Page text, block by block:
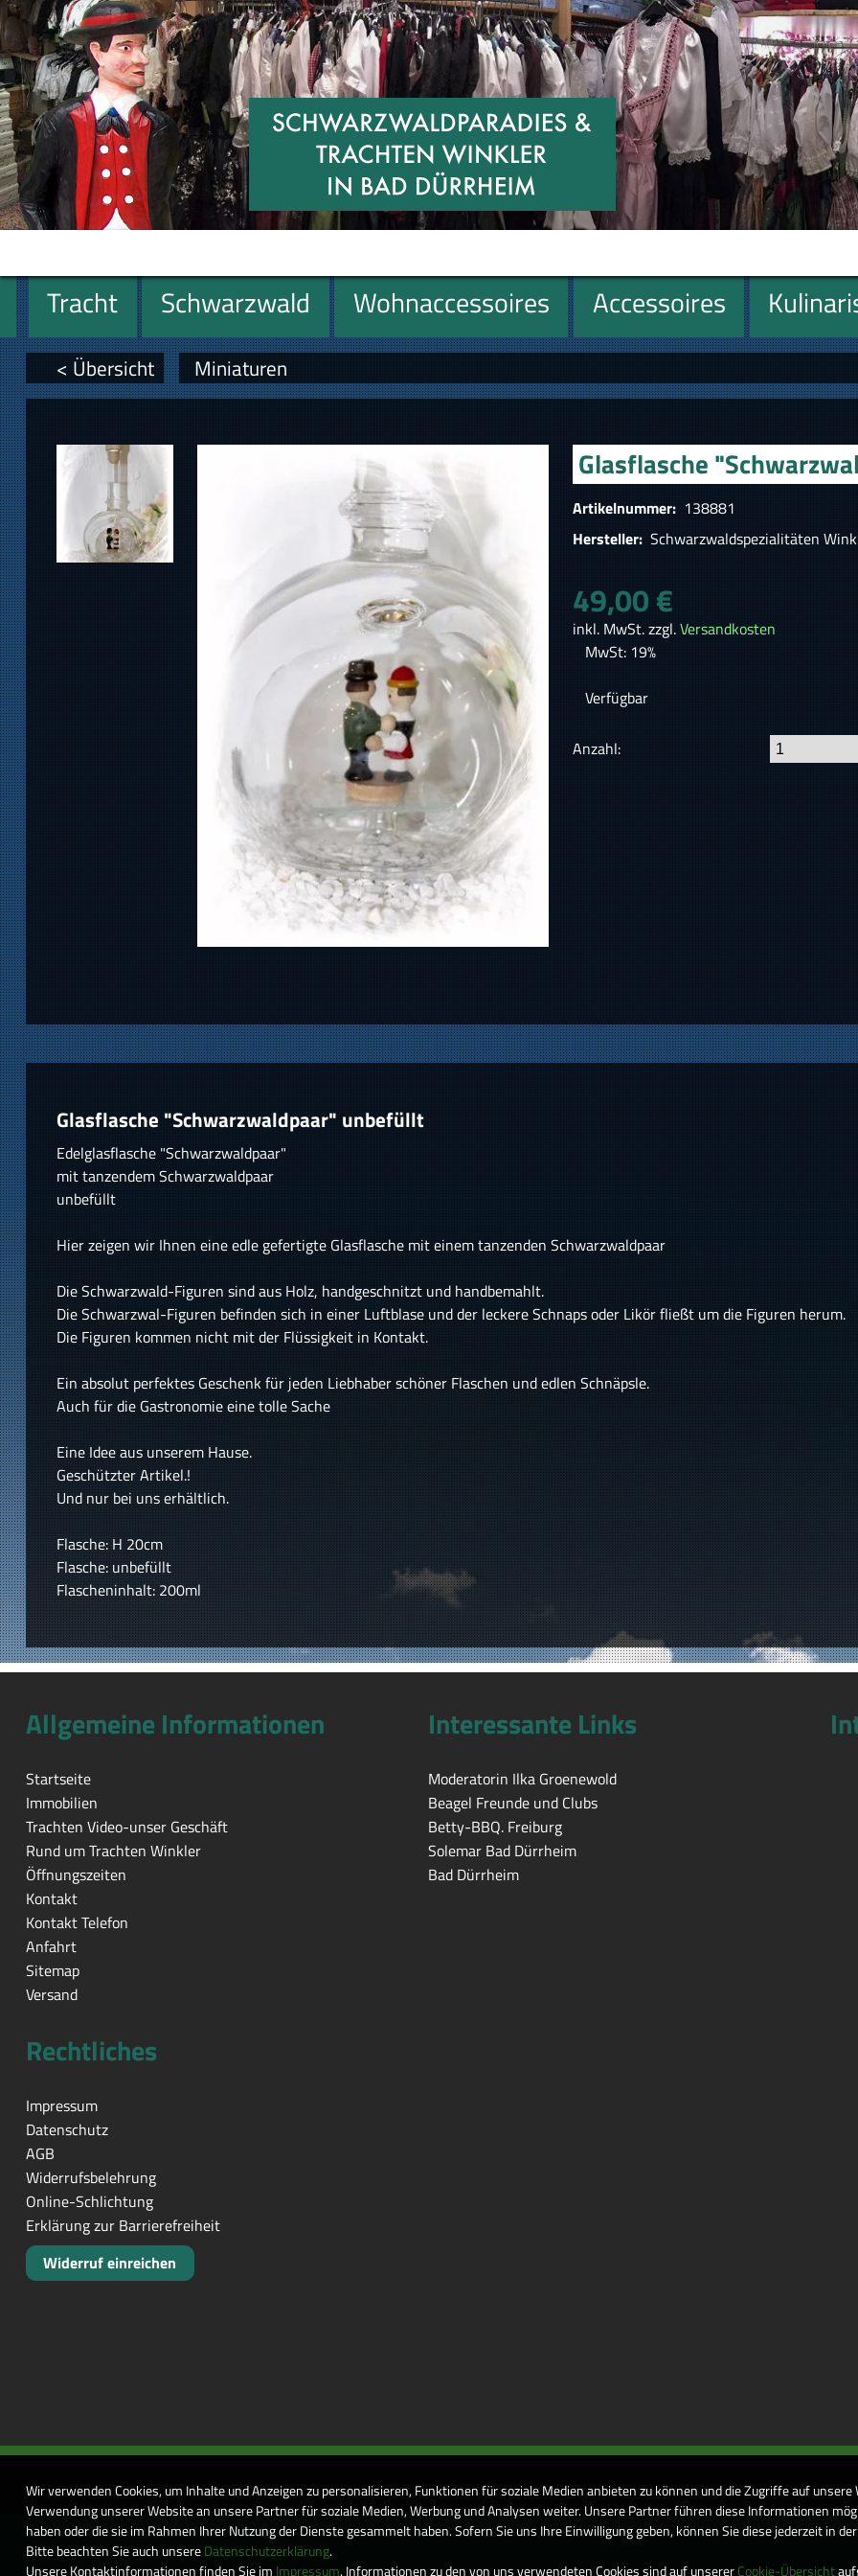
Tracht Schwarzwald Wohnaccessoires Accessoires
Miniaturen
Geschenke
< Übersicht Miniaturen
Glasflasche
Artikelnummer: 138881
Hersteller: Schwarzwaldspezialitäten
49,00 €
inkl. MwSt. zzgl.Versandkosten
MwSt: 19%
Verfügbar
Anzahl:
Glasflasche "Schwarzwaldpaar" unbefüllt
Edelglasflasche "Schwarzwaldpaar"
mit tanzendem Schwarzwaldpaar
unbefüllt
Hier zeigen wir Ihnen eine edle gefertigte Glasflasche mit einem tanzenden Schwarzwaldpaar
Die Schwarzwald-Figuren sind aus Holz, handgeschnitzt und handbemahlt.
Die Schwarzwal-Figuren befinden sich in einer Luftblase und der leckere Schnaps oder Likör fließt um die Figuren herum.
Die Figuren kommen nicht mit der Flüssigkeit in Kontakt.
Ein absolut perfektes Geschenk für jeden Liebhaber schöner Flaschen und edlen Schnäpsle.
Auch für die Gastronomie eine tolle Sache
Eine Idee aus unserem Hause.
Geschützter Artikel.!
Und nur bei uns erhältlich.
Flasche: H 20cm
Flasche: unbefüllt
Flascheninhalt: 200ml
Allgemeine Informationen
Startseite
Immobilien
Trachten Video-unser Geschäft
Rund um Trachten Winkler
Öffnungszeiten
Kontakt
Kontakt Telefon
Anfahrt
Sitemap
Versand
Interessante Links
Moderatorin Ilka Groenewold
Beagel Freunde und Clubs
Betty-BBQ. Freiburg
Solemar Bad Dürrheim
Bad Dürrheim
Rechtliches
Impressum
Datenschutz
AGB
Widerrufsbelehrung
Online-Schlichtung
Erklärung zur Barrierefreiheit
Widerruf einreichen
Wir verwenden Cookies, um Inhalte und Anzeigen zu personalisieren, Funktionen für soziale Medien anbieten zu können und die Zugriffe auf
Verwendung unserer Website an unsere Partner für soziale Medien, Werbung und Analysen weiter. Unsere Partner führen diese Informationen
haben oder die sie im Rahmen Ihrer Nutzung der Dienste gesammelt haben. Sofern Sie uns Ihre Einwilligung geben, können Sie diese jederzeit in
Bitte beachten Sie auch unsereDatenschutzerklärung.
Unsere Kontaktinformationen finden Sie im Impressum. Informationen zu den von uns verwendeten Cookies sind auf unsererCookie-Übersicht